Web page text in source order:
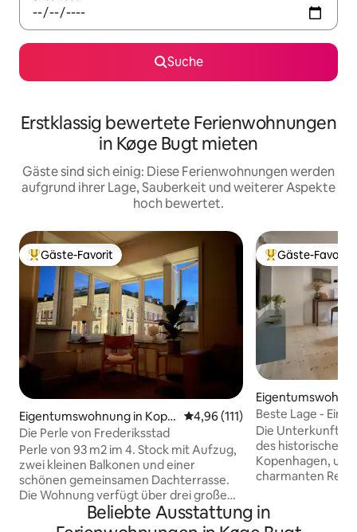
Suche
Erstklassig bewertete Ferienwohnungen
in Køge Bugt mieten
Gäste sind sich einig: Diese Ferienwohnungen werden
aufgrund ihrer Lage, Sauberkeit und weiterer Aspekte
hoch bewertet.
Beliebter Gäste-Favorit.
Gäste-Favorit
Eigentumswohnung in Kope
nhagen
Durchschnittliche Bewertung:
4,96 (111)
Die Perle von Frederiksstad
Perle von 93 m2 im 4. Stock mit Aufzug,
zwei kleinen Balkonen und einer
schönen gemeinsamen Dachterrasse.
Die Wohnung verfügt über drei große
nach Süden ausgerichtete Zimmer mit
eigenem Bad + ein Zimmer nach Osten.
Beliebter Gäste-
Gäste-Favorit
enhagen
Beste Lage -
Badezimmer von
Die Unterkunft
des historischen
Kopenhagen,
charmanten
Geschäften.
die schönen
Beliebte Ausstattung in